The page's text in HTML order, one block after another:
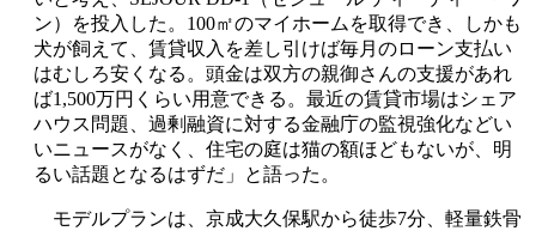
ン）を投入した。100㎡のマイホームを取得でき、しかも
犬が飼えて、賃貸収入を差し引けば毎月のローン支払い
はむしろ安くなる。頭金は双方の親御さんの支援があれ
ば1,500万円くらい用意できる。最近の賃貸市場はシェア
ハウス問題、過剰融資に対する金融庁の監視強化などい
いニュースがなく、住宅の庭は猫の額ほどもないが、明
るい話題となるはずだ」と語った。
モデルプランは、京成大久保駅から徒歩7分、軽量鉄骨